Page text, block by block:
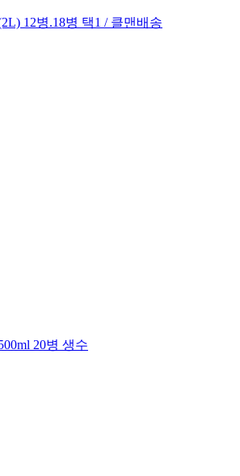
12병.18병 택1 / 클맨배송
20병 생수